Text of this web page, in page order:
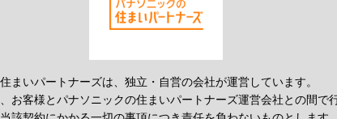
まいパートナーズは、独立・自営の会社が運営しています。
お客様とパナソニックの住まいパートナーズ運営会社との間で